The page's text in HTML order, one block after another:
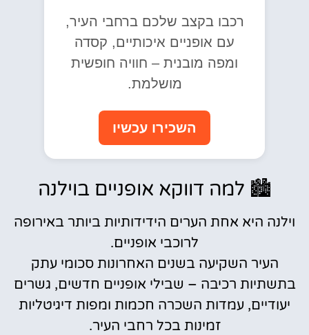
רכבו בקצב שלכם ברחבי העיר,
עם אופניים איכותיים, קסדה
ומפה מובנית – חוויה חופשית
מושלמת.
השכירו עכשיו
🏙️ למה דווקא אופניים בוילנה
וילנה היא אחת הערים הידידותיות ביותר באירופה
לרוכבי אופניים.
העיר השקיעה בשנים האחרונות סכומי עתק
בתשתיות רכיבה – שבילי אופניים חדשים, גשרים
יעודיים, עמדות השכרה חכמות ומפות דיגיטליות
זמינות בכל רחבי העיר.